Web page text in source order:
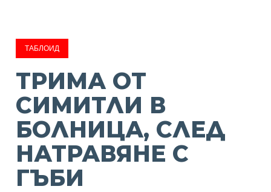
ТАБЛОИД
ТРИМА ОТ
СИМИТЛИ В
БОЛНИЦА, СЛЕД
НАТРАВЯНЕ С
ГЪБИ